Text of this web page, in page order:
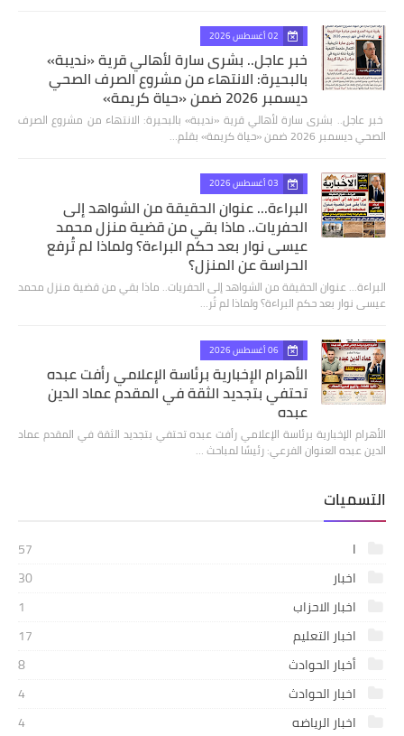
02 أغسطس 2026
خبر عاجل.. بشرى سارة لأهالي قرية «نديبة»
بالبحيرة: الانتهاء من مشروع الصرف الصحي
ديسمبر 2026 ضمن «حياة كريمة»
​ خبر عاجل.. بشرى سارة لأهالي قرية «نديبة» بالبحيرة: الانتهاء من مشروع الصرف
الصحي ديسمبر 2026 ضمن «حياة كريمة» بقلم…
03 أغسطس 2026
البراءة... عنوان الحقيقة من الشواهد إلى
الحفريات.. ماذا بقي من قضية منزل محمد
عيسى نوار بعد حكم البراءة؟ ولماذا لم تُرفع
الحراسة عن المنزل؟
البراءة... عنوان الحقيقة من الشواهد إلى الحفريات.. ماذا بقي من قضية منزل محمد
عيسى نوار بعد حكم البراءة؟ ولماذا لم تُر…
06 أغسطس 2026
الأهرام الإخبارية برئاسة الإعلامي رأفت عبده
تحتفي بتجديد الثقة في المقدم عماد الدين
عبده
الأهرام الإخبارية برئاسة الإعلامي رأفت عبده تحتفي بتجديد الثقة في المقدم عماد
الدين عبده العنوان الفرعي: رئيسًا لمباحث …
التسميات
ا
57
اخبار
30
اخبار الاحزاب
1
اخبار التعليم
17
أخبار الحوادث
8
اخبار الحوادث
4
اخبار الرياضه
4